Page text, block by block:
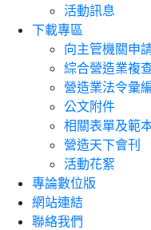
活動訊息
下載專區
向主管機關申
綜合營造業複
營造業法令彙
公文附件
相關表單及範
營造天下會刊
活動花絮
專論數位版
網站連結
聯絡我們